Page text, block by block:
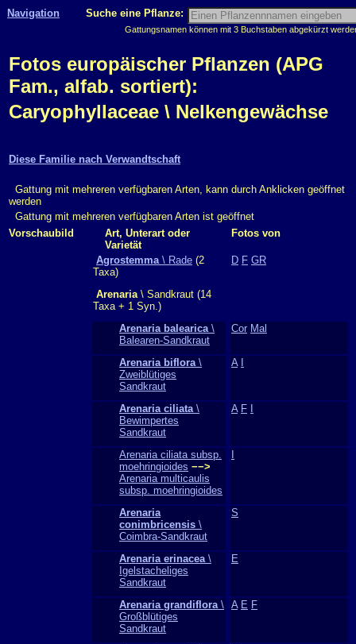
Navigation Suche eine Pflanze:
Gattungsnamen können mit 3 Buchstaben abgekürzt
Fotos europäischer Pflanzen (APG
Fam., alfab. sortiert):
Caryophyllaceae \ Nelkengewächse
Diese Familie nach Verwandtschaft
Gattung mit mehreren verfügbaren Arten, kann durch Anklicken geöffnet
werden
Gattung mit mehreren verfügbaren Arten ist geöffnet
Vorschaubild
Art, Unterart oder
Varietät
Fotos von
Agrostemma\ Rade (2
Taxa)
D F GR
Arenaria\ Sandkraut (14
Taxa + 1 Syn.)
Arenaria balearica\
Balearen-Sandkraut
Cor Mal
Arenaria biflora\
Zweiblütiges
Sandkraut
A
Arenaria ciliata\
Bewimpertes
Sandkraut
A F
Arenaria ciliata subsp.
moehringioides −−>
Arenaria multicaulis
subsp. moehringioides
Arenaria
conimbricensis \
Coimbra-Sandkraut
S
Arenaria erinacea\
Igelstacheliges
Sandkraut
E
Arenaria grandiflora\
Großblütiges
Sandkraut
A E F